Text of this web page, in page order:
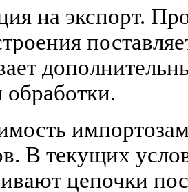
на экспорт.
обработки.
В текущих
цепочки